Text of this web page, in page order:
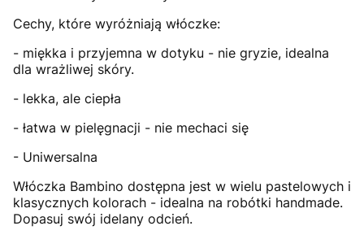
Cechy, które wyróżniają włóczke:
- miękka i przyjemna w dotyku - nie gryzie, idealna
dla wrażliwej skóry.
- lekka, ale ciepła
- łatwa w pielęgnacji - nie mechaci się
- Uniwersalna
Włóczka Bambino dostępna jest w wielu pastelowych i
klasycznych kolorach - idealna na robótki handmade.
Dopasuj swój idelany odcień.